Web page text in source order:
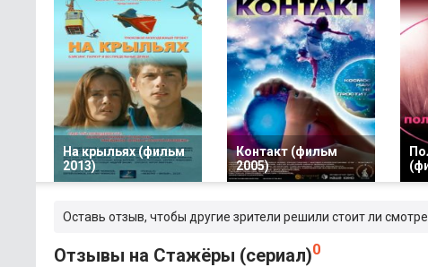
На крыльях (фильм
2013)
Контакт (фильм
2005)
Оставь отзыв, чтобы другие зрители решили стоит ли
Отзывы на Стажёры (сериал)0